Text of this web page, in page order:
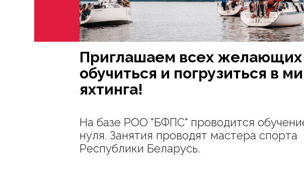
Приглашаем всех желающих
обучиться и погрузиться в
яхтинга!
На базе РОО "БФПС" проводится
нуля. Занятия проводят мастера спорта
Республики Беларусь.